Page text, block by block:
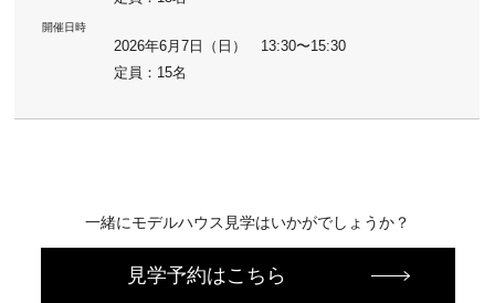
開催日時
2026年6月7日（日） 13:30〜15:30
定員：15名
一緒にモデルハウス見学はいかがでしょうか？
見学予約はこちら